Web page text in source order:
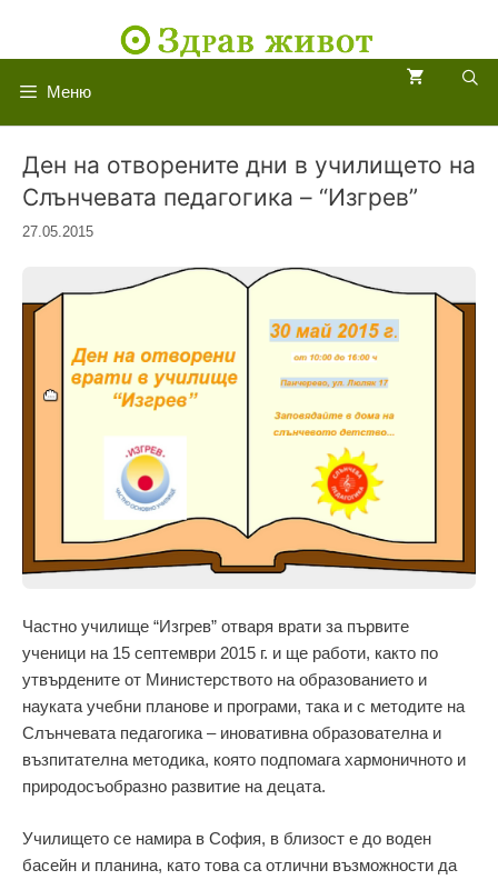
Меню
Ден на отворените дни в училището на
Слънчевата педагогика – “Изгрев”
27.05.2015
Частно училище “Изгрев” отваря врати за първите
ученици на 15 септември 2015 г. и ще работи, както по
утвърдените от Министерството на образованието и
науката учебни планове и програми, така и с методите на
Слънчевата педагогика – иновативна образователна и
възпитателна методика, която подпомага хармоничното и
природосъобразно развитие на децата.
Училището се намира в София, в близост е до воден
басейн и планина, като това са отлични възможности да